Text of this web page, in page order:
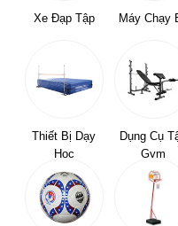
Xe Đạp Tập Máy Chạy
Thiết Bị Dạy
Học
Dụng Cụ
Gym